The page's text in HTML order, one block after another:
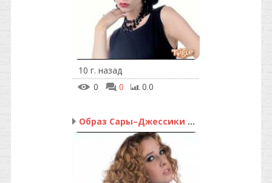
10 г. назад
0
0 0.0
Образ Сары–Джессики Пар...